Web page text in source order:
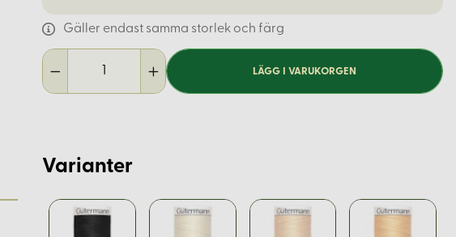
Gäller endast samma storlek och färg
LÄGG I VARUKORGEN
Varianter